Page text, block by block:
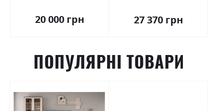
20 000 грн 27 370 грн
ПОПУЛЯРНІ ТОВАРИ